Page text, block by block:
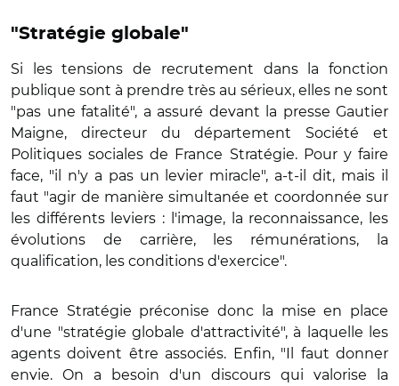
"Stratégie globale"
Si les tensions de recrutement dans la fonction
publique sont à prendre très au sérieux, elles ne sont
"pas une fatalité", a assuré devant la presse Gautier
Maigne, directeur du département Société et
Politiques sociales de France Stratégie. Pour y faire
face, "il n'y a pas un levier miracle", a-t-il dit, mais il
faut "agir de manière simultanée et coordonnée sur
les différents leviers : l'image, la reconnaissance, les
évolutions de carrière, les rémunérations, la
qualification, les conditions d'exercice".
France Stratégie préconise donc la mise en place
d'une "stratégie globale d'attractivité", à laquelle les
agents doivent être associés. Enfin, "Il faut donner
envie. On a besoin d'un discours qui valorise la